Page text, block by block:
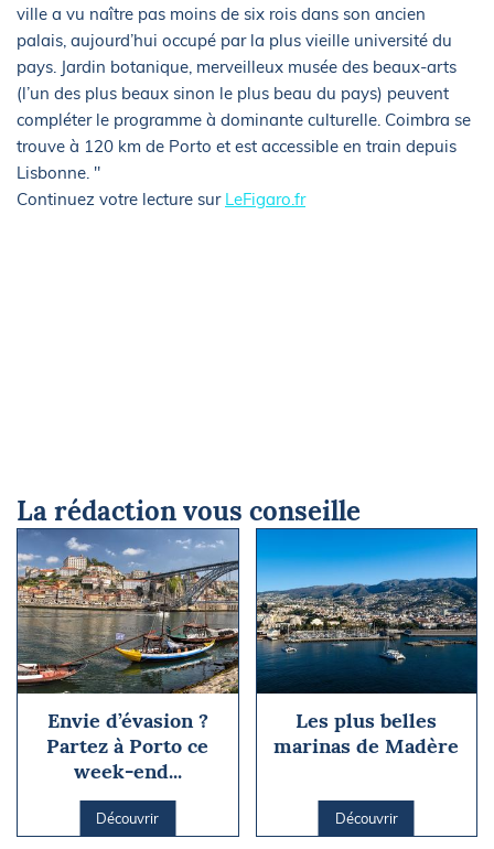
ville a vu naître pas moins de six rois dans son ancien
palais, aujourd’hui occupé par la plus vieille université du
pays. Jardin botanique, merveilleux musée des beaux-arts
(l’un des plus beaux sinon le plus beau du pays) peuvent
compléter le programme à dominante culturelle. Coimbra se
trouve à 120 km de Porto et est accessible en train depuis
Lisbonne. "
Continuez votre lecture sur LeFigaro.fr
La rédaction vous conseille
Envie d’évasion ?
Partez à Porto ce
week-end...
Découvrir
Les plus belles
marinas de Madère
Découvrir